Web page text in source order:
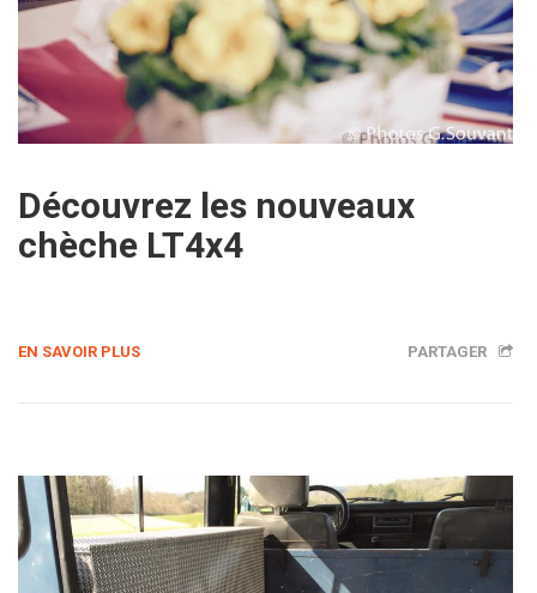
Découvrez les nouveaux
chèche LT4x4
EN SAVOIR PLUS PARTAGER